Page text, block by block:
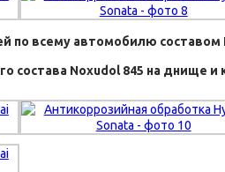
по всему автомобилю составом
состава Noxudol 845 на днище и